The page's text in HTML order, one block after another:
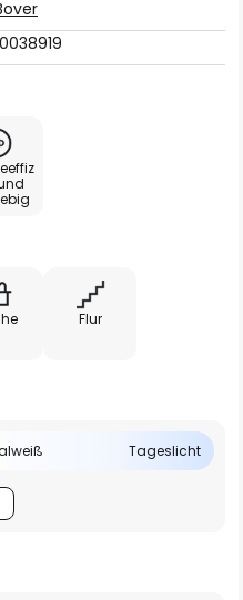
Flur
Tageslicht